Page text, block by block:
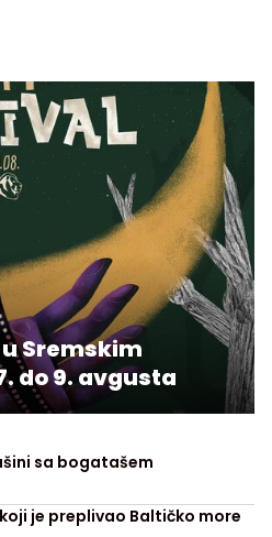
Sremskim
do 9. avgusta
sa bogatašem
je preplivao Baltičko more